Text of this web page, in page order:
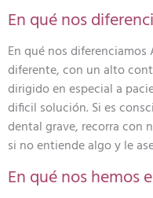
En qué nos
En qué nos
diferente, con un alto
dirigido en especial a
dificil solución. Si es
dental grave, recorra con
si no entiende algo y le
En qué nos hemos